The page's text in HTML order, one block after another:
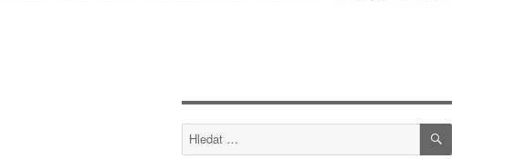
Hledat: HLEDÁNÍ